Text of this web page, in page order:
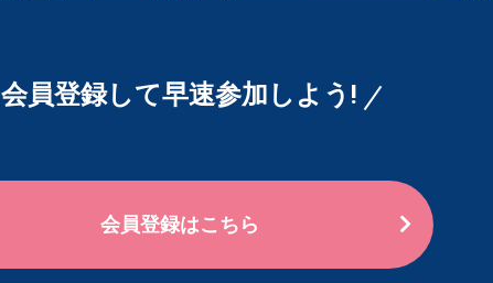
会員登録して早速参加しよう!
会員登録はこちら